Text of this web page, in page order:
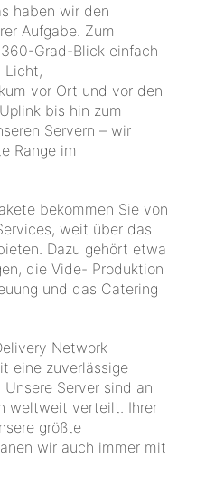
haben wir den
Aufgabe. Zum
Grad-Blick einfach
Licht,
vor Ort und vor den
bis hin zum
Servern – wir
Range im
bekommen Sie von
weit über das
Dazu gehört etwa
die Vide- Produktion
und das Catering
Network
eine zuverlässige
Server sind an
weltweit verteilt. Ihrer
größte
wir auch immer mit